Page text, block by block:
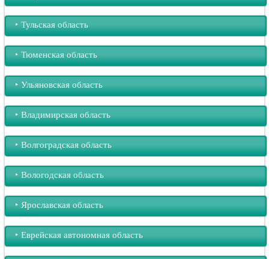
‣︎ Тульская область
‣︎ Тюменская область
‣︎ Ульяновская область
‣︎ Владимирская область
‣︎ Волгоградская область
‣︎ Вологодская область
‣︎ Ярославская область
‣︎ Еврейская автономная область